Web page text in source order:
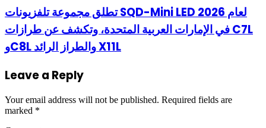
تطلق مجموعة تلفزيونات SQD-Mini LED لعام 2026
في الإمارات العربية المتحدة، وتكشف عن طرازات C7L
وC8L والطراز الرائد X11L
Leave a Reply
Your email address will not be published. Required fields are
marked *